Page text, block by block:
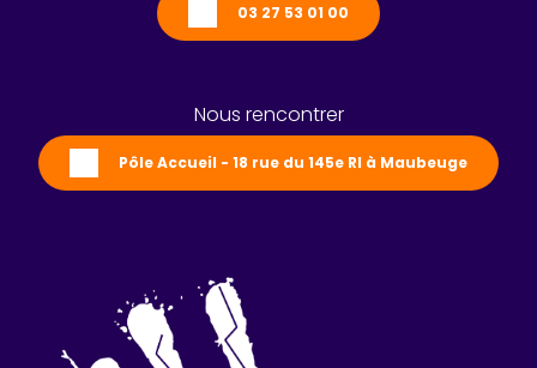
03 27 53 01 00
Nous rencontrer
Pôle Accueil - 18 rue du 145e RI à Maubeuge